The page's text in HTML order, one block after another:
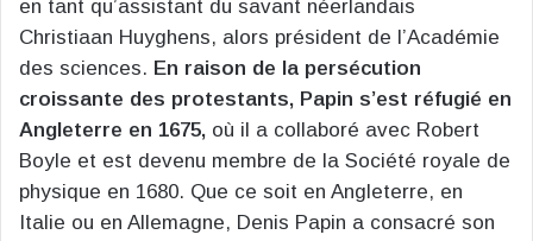
en tant qu’assistant du savant néerlandais
Christiaan Huyghens, alors président de l’Académie
des sciences. En raison de la persécution
croissante des protestants, Papin s’est réfugié en
Angleterre en 1675, où il a collaboré avec Robert
Boyle et est devenu membre de la Société royale de
physique en 1680. Que ce soit en Angleterre, en
Italie ou en Allemagne, Denis Papin a consacré son